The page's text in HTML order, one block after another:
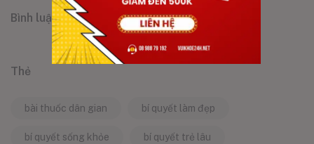
Bình luận
Thẻ
bài thuốc dân gian bí quyết làm đẹp
bí quyết sống khỏe bí quyết trẻ lâu